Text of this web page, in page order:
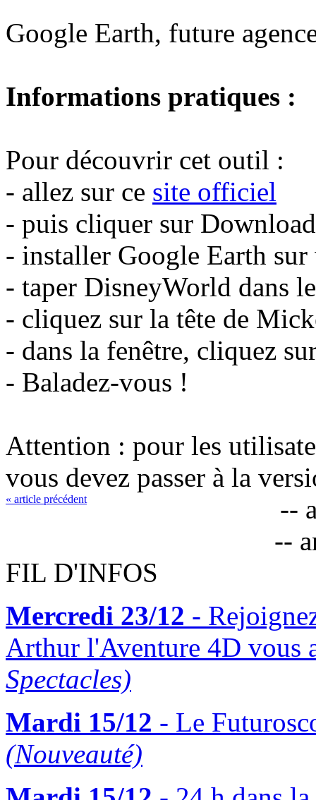
Google Earth, future
Informations pratiques :
Pour découvrir cet outil :
- allez sur ce site officiel
- puis cliquer sur
- installer Google Earth
- taper DisneyWorld dans
- cliquez sur la tête de
- dans la fenêtre, cliquez
- Baladez-vous !
Attention : pour les
vous devez passer à la
« article précédent
--
--
FIL D'INFOS
Mercredi 23/12 -
Arthur l'Aventure 4D vous
Spectacles)
Mardi 15/12 - Le
(Nouveauté)